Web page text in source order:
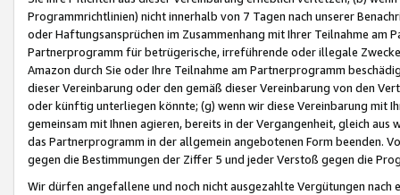
Programmrichtlinien) nicht innerhalb von 7 Tagen nach unserer
oder Haftungsansprüchen im Zusammenhang mit Ihrer Teilnahme am
Partnerprogramm für betrügerische, irreführende oder illegale
Amazon durch Sie oder Ihre Teilnahme am Partnerprogramm
dieser Vereinbarung oder den gemäß dieser Vereinbarung von den
oder künftig unterliegen könnte; (g) wenn wir diese Vereinbarung mit
gemeinsam mit Ihnen agieren, bereits in der Vergangenheit, gleich
das Partnerprogramm in der allgemein angebotenen Form beenden.
gegen die Bestimmungen der Ziffer 5 und jeder Verstoß gegen die
Wir dürfen angefallene und noch nicht ausgezahlte Vergütungen